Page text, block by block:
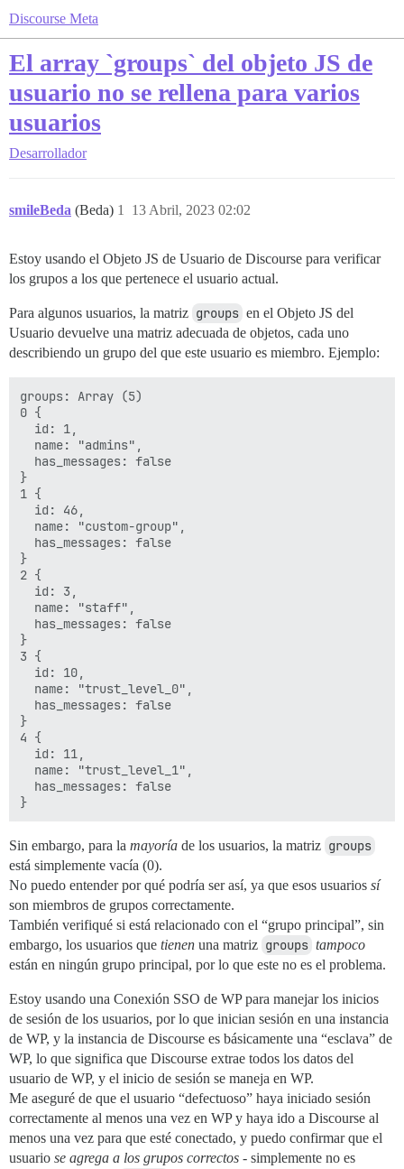
Discourse Meta
El array `groups` del objeto JS de
usuario no se rellena para varios
usuarios
Desarrollador
smileBeda (Beda) 13 Abril, 2023 02:02
1
Estoy usando el Objeto JS de Usuario de Discourse para verificar
los grupos a los que pertenece el usuario actual.
Para algunos usuarios, la matriz groups en el Objeto JS del
Usuario devuelve una matriz adecuada de objetos, cada uno
describiendo un grupo del que este usuario es miembro. Ejemplo:
groups: Array (5)
0 {
  id: 1,
  name: "admins",
  has_messages: false
}
1 {
  id: 46,
  name: "custom-group",
  has_messages: false
}
2 {
  id: 3,
  name: "staff",
  has_messages: false
}
3 {
  id: 10,
  name: "trust_level_0",
  has_messages: false
}
4 {
  id: 11,
  name: "trust_level_1",
  has_messages: false
Sin embargo, para la mayoría de los usuarios, la matriz groups
está simplemente vacía (0).
No puedo entender por qué podría ser así, ya que esos usuarios sí
son miembros de grupos correctamente.
También verifiqué si está relacionado con el “grupo principal”, sin
embargo, los usuarios que tienen una matriz groups tampoco
están en ningún grupo principal, por lo que este no es el problema.
Estoy usando una Conexión SSO de WP para manejar los inicios
de sesión de los usuarios, por lo que inician sesión en una instancia
de WP, y la instancia de Discourse es básicamente una “esclava” de
WP, lo que significa que Discourse extrae todos los datos del
usuario de WP, y el inicio de sesión se maneja en WP.
Me aseguré de que el usuario “defectuoso” haya iniciado sesión
correctamente al menos una vez en WP y haya ido a Discourse al
menos una vez para que esté conectado, y puedo confirmar que el
usuario se agrega a los grupos correctos - simplemente no es